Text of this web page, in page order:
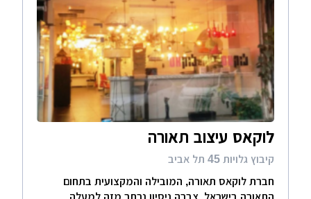
לוקאס עיצוב תאורה
קיבוץ גלויות 45 תל אביב
חברת לוקאס תאורה, המובילה והמקצועית בתחום
התאורה בישראל, צברה ניסיון נרחב מזה למעלה